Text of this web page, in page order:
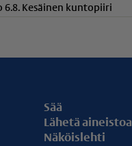
6.8. Kesäinen kuntopiiri
Sää
Lähetä aineistoa
Näköislehti